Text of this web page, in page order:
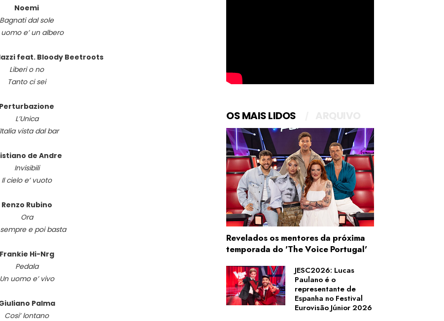
Noemi
Bagnati dal sole
uomo e’ un albero
feat. Bloody Beetroots
Liberi o no
Tanto ci sei
Perturbazione
L’Unica
vista dal bar
de Andre
Invisibili
Il cielo e’ vuoto
Renzo Rubino
Ora
e poi basta
Frankie Hi-Nrg
Pedala
Un uomo e’ vivo
Palma
Cosi’ lontano
OS MAIS LIDOS
Revelados os mentores da próxima
temporada do 'The Voice Portugal'
JESC2026: Lucas
Paulano é o
representante de
Espanha no Festival
Eurovisão Júnior 2026